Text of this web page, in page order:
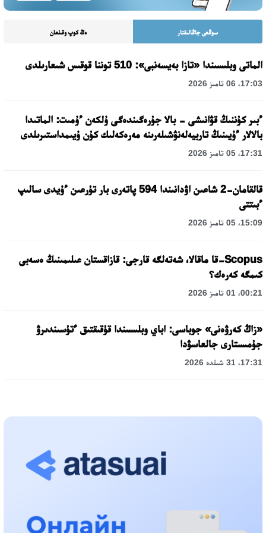
سوڭعى جاڭالىقتار ەڭ كوپ وقىلعان
الماتى وبلىسىندا «تازا بەيسەنبى»: 510 توننا قوقىس شىعارىلدى
17:03، 06 تامىز 2026
ءبىر كۇننىڭ قۋانىشى - بالا جۇرەگىندەگى ۇلكەن ءۇمىت: الماتىدا
بالالار ءۇيىنىڭ تاربيەلەنۋشىلەرىنە مەرەكەلىك كۇن ۇيىمداستىرىلدى
17:31، 05 تامىز 2026
قالقامان-2 شاعىن اۋدانىندا 594 پاتەرى بار تۇرعىن ءۇيدى سالىپ
ءبىتتى
15:09، 05 تامىز 2026
Scopus-قا ماقالا، شەتەلگە قارجى: قازاقستان عىلىمىنىڭ ەسەبى
كىمگە كەرەك؟
00:21، 01 تامىز 2026
«زاڭ كەرۋەنى» جوباسى: اباي وبلىسىندا قۇقىقتىق ءتۇسىندىرۋ
جۇمىستارى جالعاسۋدا
17:31، 31 شىلدە 2026
جوسپارلانۋدا
اسحات اسىلبەكوۆ: كۇشتى بيلىككە كۇشتى تۇلعالار كەرەك!
ابزال دوستيار: دۋمان مۇحامەتكارىمدى الماتى تۇرمەسىنە اۋىستىرۋى